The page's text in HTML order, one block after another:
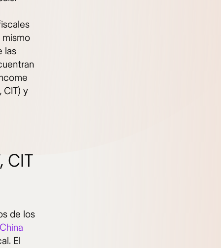
las
CIT) y
CIT
de los
China
El